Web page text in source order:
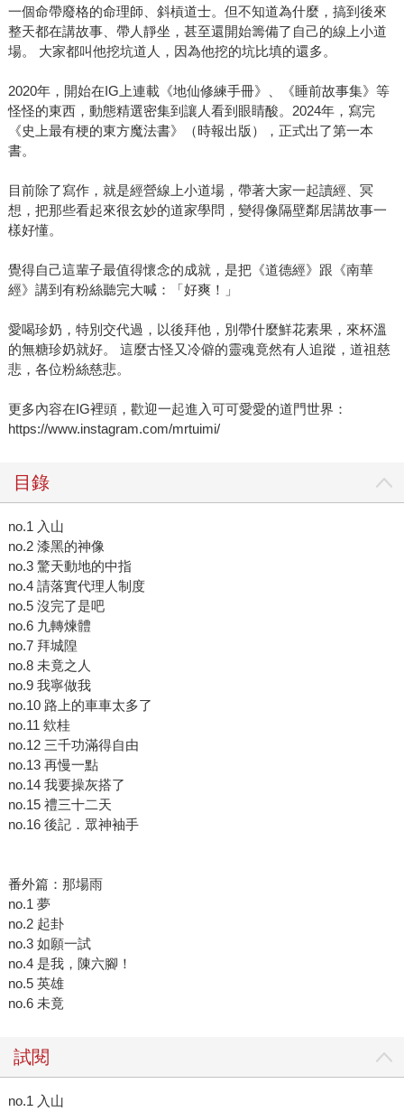
一個命帶廢格的命理師、斜槓道士。但不知道為什麼，搞到後來
整天都在講故事、帶人靜坐，甚至還開始籌備了自己的線上小道
場。 大家都叫他挖坑道人，因為他挖的坑比填的還多。
2020年，開始在IG上連載《地仙修練手冊》、《睡前故事集》等
怪怪的東西，動態精選密集到讓人看到眼睛酸。2024年，寫完
《史上最有梗的東方魔法書》（時報出版），正式出了第一本
書。
目前除了寫作，就是經營線上小道場，帶著大家一起讀經、冥
想，把那些看起來很玄妙的道家學問，變得像隔壁鄰居講故事一
樣好懂。
覺得自己這輩子最值得懷念的成就，是把《道德經》跟《南華
經》講到有粉絲聽完大喊：「好爽！」
愛喝珍奶，特別交代過，以後拜他，別帶什麼鮮花素果，來杯溫
的無糖珍奶就好。 這麼古怪又冷僻的靈魂竟然有人追蹤，道祖慈
悲，各位粉絲慈悲。
更多內容在IG裡頭，歡迎一起進入可可愛愛的道門世界：
https://www.instagram.com/mrtuimi/
目錄
no.1 入山
no.2 漆黑的神像
no.3 驚天動地的中指
no.4 請落實代理人制度
no.5 沒完了是吧
no.6 九轉煉體
no.7 拜城隍
no.8 未竟之人
no.9 我寧做我
no.10 路上的車車太多了
no.11 欸桂
no.12 三千功滿得自由
no.13 再慢一點
no.14 我要操灰搭了
no.15 禮三十二天
no.16 後記．眾神袖手
番外篇：那場雨
no.1 夢
no.2 起卦
no.3 如願一試
no.4 是我，陳六腳！
no.5 英雄
no.6 未竟
試閱
no.1 入山